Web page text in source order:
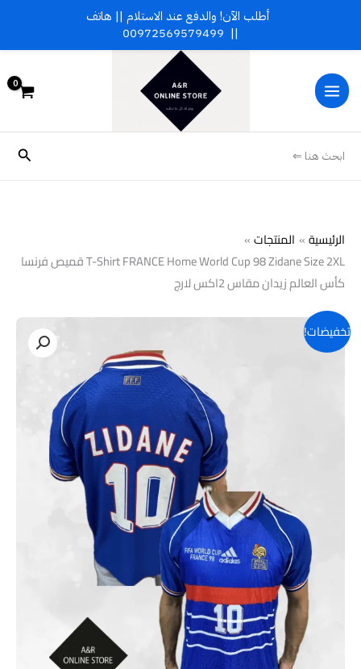
المحتوى
ابحث هنا ⇐
الرئيسية
المنتجات
T-Shirt FRANCE Home World Cup 98 Zidane Size 2XL قميص فرنسا
كأس العالم زيدان مقاس 2اكس لارج
تخفيضات!
أطلب الآن! والدفع عند الاستلام || هاتف
||
00972569579499